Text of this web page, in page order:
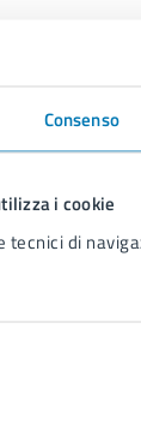
Consenso
i cookie
tecnici di